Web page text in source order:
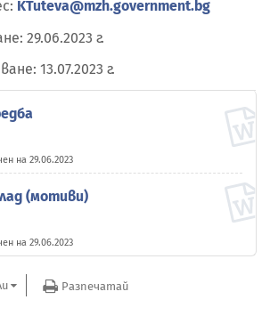
KTuteva@mzh.government.bg
29.06.2023 г.
13.07.2023 г.
на 29.06.2023
(мотиви)
на 29.06.2023
Разпечатай